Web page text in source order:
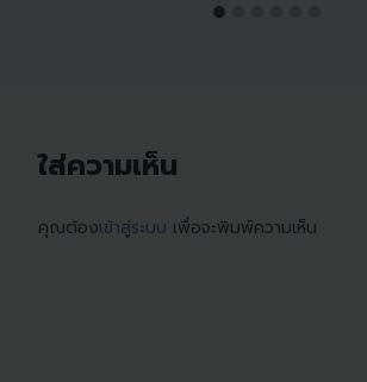
ใส่ความเห็น
คุณต้องเข้าสู่ระบบ เพื่อจะพิมพ์ความเห็น